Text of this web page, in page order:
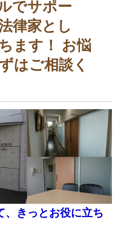
でサポー
律家とし
ます！ お悩
はご相談く
、きっとお役に立ち